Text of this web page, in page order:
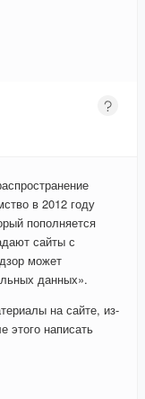
в 2012 году
пополняется
сайты с
может
данных».
на сайте, из-
этого написать